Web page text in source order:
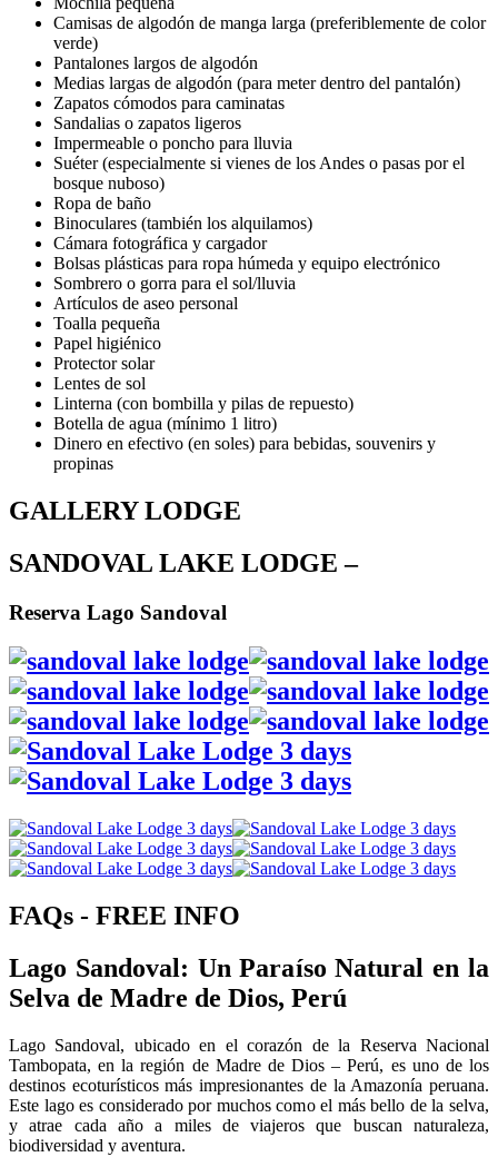
Camisas de algodón de manga larga (preferiblemente de color
verde)
Pantalones largos de algodón
Medias largas de algodón (para meter dentro del pantalón)
Zapatos cómodos para caminatas
Sandalias o zapatos ligeros
Impermeable o poncho para lluvia
Suéter (especialmente si vienes de los Andes o pasas por el
bosque nuboso)
Ropa de baño
Binoculares (también los alquilamos)
Cámara fotográfica y cargador
Bolsas plásticas para ropa húmeda y equipo electrónico
Sombrero o gorra para el sol/lluvia
Artículos de aseo personal
Toalla pequeña
Papel higiénico
Protector solar
Lentes de sol
Linterna (con bombilla y pilas de repuesto)
Botella de agua (mínimo 1 litro)
Dinero en efectivo (en soles) para bebidas, souvenirs y
propinas
GALLERY LODGE
SANDOVAL LAKE LODGE –
Reserva Lago Sandoval
FAQs - FREE INFO
Lago Sandoval: Un Paraíso Natural en la
Selva de Madre de Dios, Perú
Lago Sandoval, ubicado en el corazón de la Reserva Nacional
Tambopata, en la región de Madre de Dios – Perú, es uno de los
destinos ecoturísticos más impresionantes de la Amazonía peruana.
Este lago es considerado por muchos como el más bello de la selva,
y atrae cada año a miles de viajeros que buscan naturaleza,
biodiversidad y aventura.